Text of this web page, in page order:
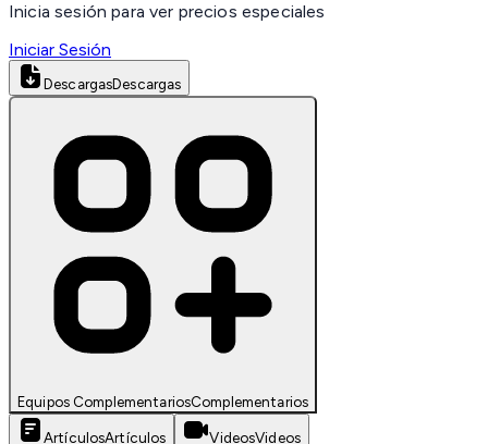
Inicia sesión para ver precios especiales
Iniciar Sesión
DescargasDescargas
Equipos ComplementariosComplementarios
ArtículosArtículos VideosVideos